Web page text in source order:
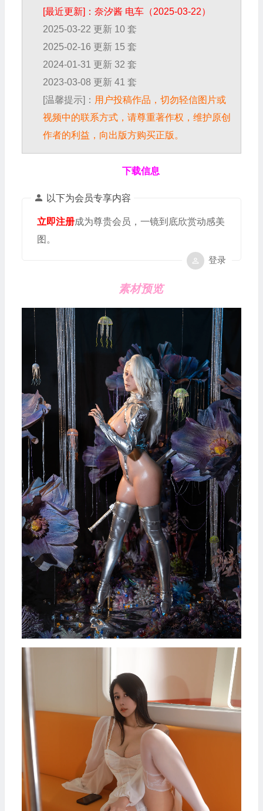
[最近更新]：奈汐酱 电车（2025-03-22）
2025-03-22 更新 10 套
2025-02-16 更新 15 套
2024-01-31 更新 32 套
2023-03-08 更新 41 套
[温馨提示]： 用户投稿作品，切勿轻信图片或
视频中的联系方式，请尊重著作权，维护原创
作者的利益，向出版方购买正版。
下载信息
以下为会员专享内容
立即注册成为尊贵会员，一镜到底欣赏动感美
图。
登录
素材预览